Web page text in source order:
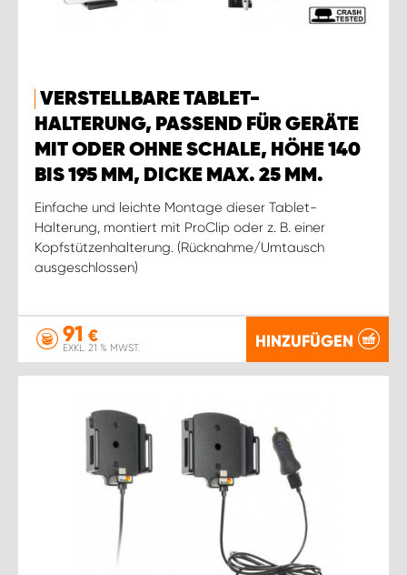
VERSTELLBARE TABLET-
HALTERUNG, PASSEND FÜR GERÄTE
MIT ODER OHNE SCHALE, HÖHE 140
BIS 195 MM, DICKE MAX. 25 MM.
Einfache und leichte Montage dieser Tablet-
Halterung, montiert mit ProClip oder z. B. einer
Kopfstützenhalterung. (Rücknahme/Umtausch
ausgeschlossen)
91 €
EXKL. 21 % MWST. HINZUFÜGEN